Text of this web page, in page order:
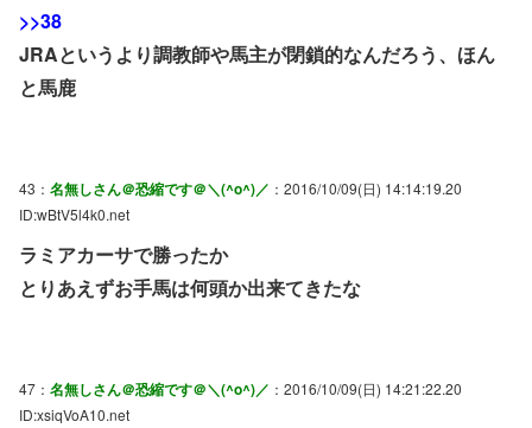
>>38
JRAというより調教師や馬主が閉鎖的なんだろう、ほん
と馬鹿
43： 名無しさん＠恐縮です＠＼(^o^)／ ：2016/10/09(日) 14:14:19.20
ID:wBtV5l4k0.net
ラミアカーサで勝ったか
とりあえずお手馬は何頭か出来てきたな
47： 名無しさん＠恐縮です＠＼(^o^)／ ：2016/10/09(日) 14:21:22.20
ID:xsiqVoA10.net